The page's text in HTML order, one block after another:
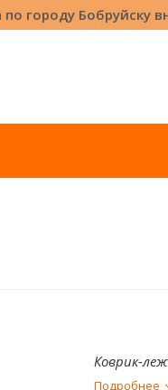
городу Бобруйску
Коврик-
Подробнее